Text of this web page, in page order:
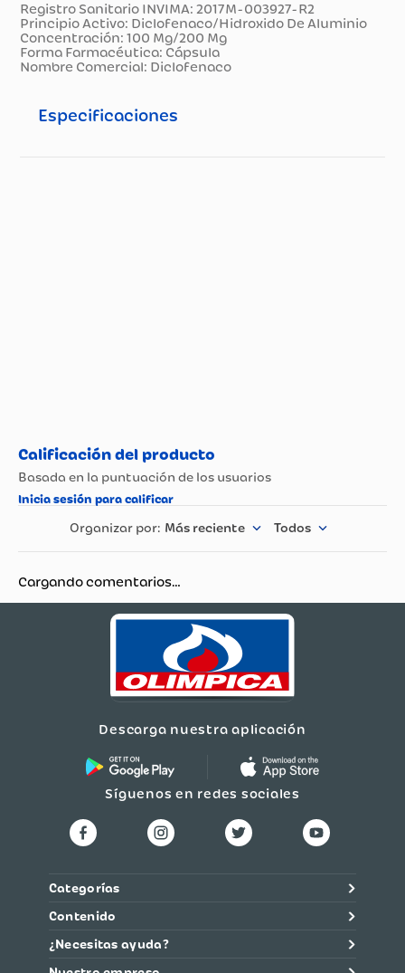
Registro Sanitario INVIMA: 2017M-003927-R2
Principio Activo: Diclofenaco/Hidroxido De Aluminio
Concentración: 100 Mg/200 Mg
Forma Farmacéutica: Cápsula
Nombre Comercial: Diclofenaco
Especificaciones
Más reciente Todos
Cargando comentarios…
Descarga nuestra aplicación
Síguenos en redes sociales
Categorías
Contenido
¿Necesitas ayuda?